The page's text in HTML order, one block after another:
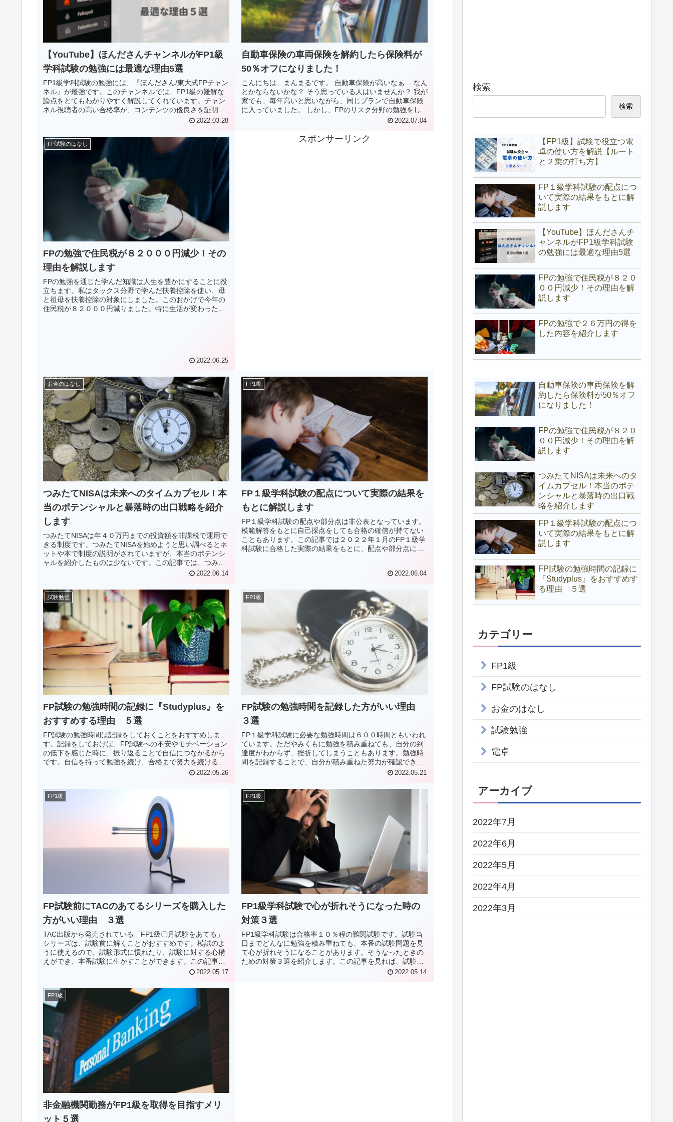
【YouTube】ほんださんチャンネルがFP1級
学科試験の勉強には最適な理由5選
FP1級学科試験の勉強には、『ほんださん/東大式FPチャン
ネル』が最強です。このチャンネルでは、FP1級の難解な
論点をとてもわかりやすく解説してくれています。チャン
ネル視聴者の高い合格率が、コンテンツの優良さを証明し
ています。今回はそんな『ほんださん/東大式FPチャンネ
2022.03.28
自動車保険の車両保険を解約したら保険料が
50％オフになりました！
こんにちは、まんまるです。 自動車保険が高いなぁ… なん
とかならないかな？ そう思っている人はいませんか？ 我が
家でも、毎年高いと思いながら、同じプランで自動車保険
に入っていました。 しかし、FPのリスク分野の勉強をして
2022.07.04
FP試験のはなし
FPの勉強で住民税が８２０００円減少！その
理由を解説します
FPの勉強を通じた学んだ知識は人生を豊かにすることに役
立ちます。私はタックス分野で学んだ扶養控除を使い、母
と祖母を扶養控除の対象にしました。このおかげで今年の
住民税が８２０００円減りました。特に生活が変わったわ
2022.06.25
スポンサーリンク
お金のはなし
つみたてNISAは未来へのタイムカプセル！本
当のポテンシャルと暴落時の出口戦略を紹介
します
つみたてNISAは年４０万円までの投資額を非課税で運用で
きる制度です。つみたてNISAを始めようと思い調べるとネ
ットや本で制度の説明がされていますが、本当のポテンシ
ャルを紹介したものは少ないです。この記事では、つみた
てNISAの本当のポテンシャルを紹介します。また、非課税
す。
2022.06.14
FP1級
FP１級学科試験の配点について実際の結果を
もとに解説します
FP１級学科試験の配点や部分点は非公表となっています。
模範解答をもとに自己採点をしても合格の確信が持てない
こともあります。この記事では２０２２年１月のFP１級学
科試験に合格した実際の結果をもとに、配点や部分点につ
2022.06.04
試験勉強
FP試験の勉強時間の記録に『Studyplus』を
おすすめする理由 ５選
FP試験の勉強時間は記録をしておくことをおすすめしま
す。記録をしておけば、FP試験への不安やモチベーション
の低下を感じた時に、振り返ることで自信につながるから
です。自信を持って勉強を続け、合格まで努力を続けるこ
とができれば、『必ず合格』できます。勉強時間を記録す
す。今回は勉強時間の記録に『Studyplus』をおすすめする
理由を紹介します。
2022.05.26
FP1級
FP試験の勉強時間を記録した方がいい理由
３選
FP１級学科試験に必要な勉強時間は６００時間ともいわれ
ています。ただやみくもに勉強を積み重ねても、自分の到
達度がわからず、挫折してしまうこともあります。勉強時
間を記録することで、自分が積み重ねた努力が確認でき、
試験勉強のモチベーションにもなります。この記事では、
介します。
2022.05.21
FP1級
FP試験前にTACのあてるシリーズを購入した
方がいい理由 ３選
TAC出版から発売されている「FP1級〇月試験をあてる」
シリーズは、試験前に解くことがおすすめです。模試のよ
うに使えるので、試験形式に慣れたり、試験に対する心構
えができ、本番試験に生かすことができます。この記事で
は、TACのあてるシリーズを試験前に購入した方がいい理
2022.05.17
FP1級
FP1級学科試験で心が折れそうになった時の
対策３選
FP1級学科試験は合格率１０％程の難関試験です。試験当
日までどんなに勉強を積み重ねても、本番の試験問題を見
て心が折れそうになることがあります。そうなったときの
ための対策３選を紹介します。この記事を見れば、試験中
に心が折れることなく、実力を発揮することができます。
2022.05.14
FP1級
非金融機関勤務がFP1級を取得を目指すメリ
ット５選
検索
検索
【FP1級】試験で役立つ電
卓の使い方を解説【ルート
と２乗の打ち方】
FP１級学科試験の配点につ
いて実際の結果をもとに解
説します
【YouTube】ほんださんチ
ャンネルがFP1級学科試験
の勉強には最適な理由5選
FPの勉強で住民税が８２０
００円減少！その理由を解
説します
FPの勉強で２６万円の得を
した内容を紹介します
自動車保険の車両保険を解
約したら保険料が50％オフ
になりました！
FPの勉強で住民税が８２０
００円減少！その理由を解
説します
つみたてNISAは未来へのタ
イムカプセル！本当のポテ
ンシャルと暴落時の出口戦
略を紹介します
FP１級学科試験の配点につ
いて実際の結果をもとに解
説します
FP試験の勉強時間の記録に
『Studyplus』をおすすめす
る理由 ５選
カテゴリー
FP1級
FP試験のはなし
お金のはなし
試験勉強
電卓
アーカイブ
2022年7月
2022年6月
2022年5月
2022年4月
2022年3月